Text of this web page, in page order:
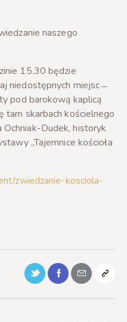
naszego
15.30 będzie
niedostępnych miejsc
pod barokową kaplicą
tam skarbach kościelnego
Dudek, historyk
„Tajemnice kościoła
zwiedzanie-kosciola-